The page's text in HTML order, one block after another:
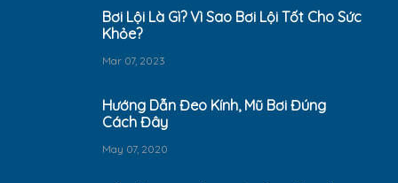
Bơi Lội Là Gì? Vì Sao Bơi Lội Tốt Cho Sức
Khỏe?
Mar 07, 2023
Hướng Dẫn Đeo Kính, Mũ Bơi Đúng
Cách Đây
May 07, 2020